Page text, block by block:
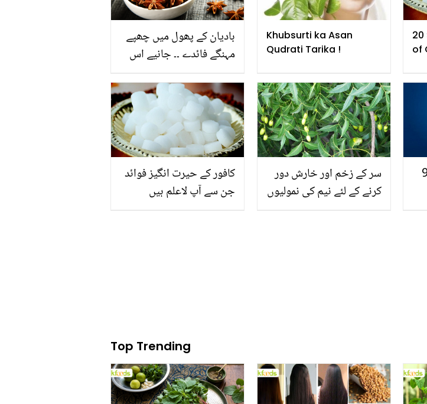
بادیان کے پھول میں چھپے
مہنگے فائدے ۔۔ جانیے اس
کے استعمال کے بعد آپ کے
بھی ہزاروں روپے بچ سکتے
ہیں
Khubsurti ka Asan
Qudrati Tarika !
20
of
کافور کے حیرت انگیز فوائد
جن سے آپ لاعلم ہیں
سر کے زخم اور خارش دور
کرنے کے لئے نیم کی نمولیوں
کرنے والی 9
Top Trending